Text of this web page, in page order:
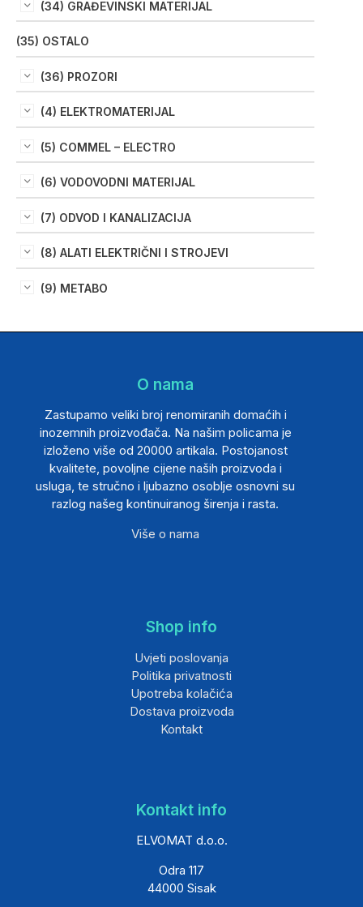
(34) GRAĐEVINSKI MATERIJAL
(35) OSTALO
(36) PROZORI
(4) ELEKTROMATERIJAL
(5) COMMEL – ELECTRO
(6) VODOVODNI MATERIJAL
(7) ODVOD I KANALIZACIJA
(8) ALATI ELEKTRIČNI I STROJEVI
(9) METABO
O nama
Zastupamo veliki broj renomiranih domaćih i
inozemnih proizvođača. Na našim policama je
izloženo više od 20000 artikala. Postojanost
kvalitete, povoljne cijene naših proizvoda i
usluga, te stručno i ljubazno osoblje osnovni su
razlog našeg kontinuiranog širenja i rasta.
Više o nama
Shop info
Uvjeti poslovanja
Politika privatnosti
Upotreba kolačića
Dostava proizvoda
Kontakt
Kontakt info
ELVOMAT d.o.o.
Odra 117
44000 Sisak